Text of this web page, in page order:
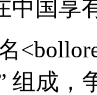
中国享
组成，